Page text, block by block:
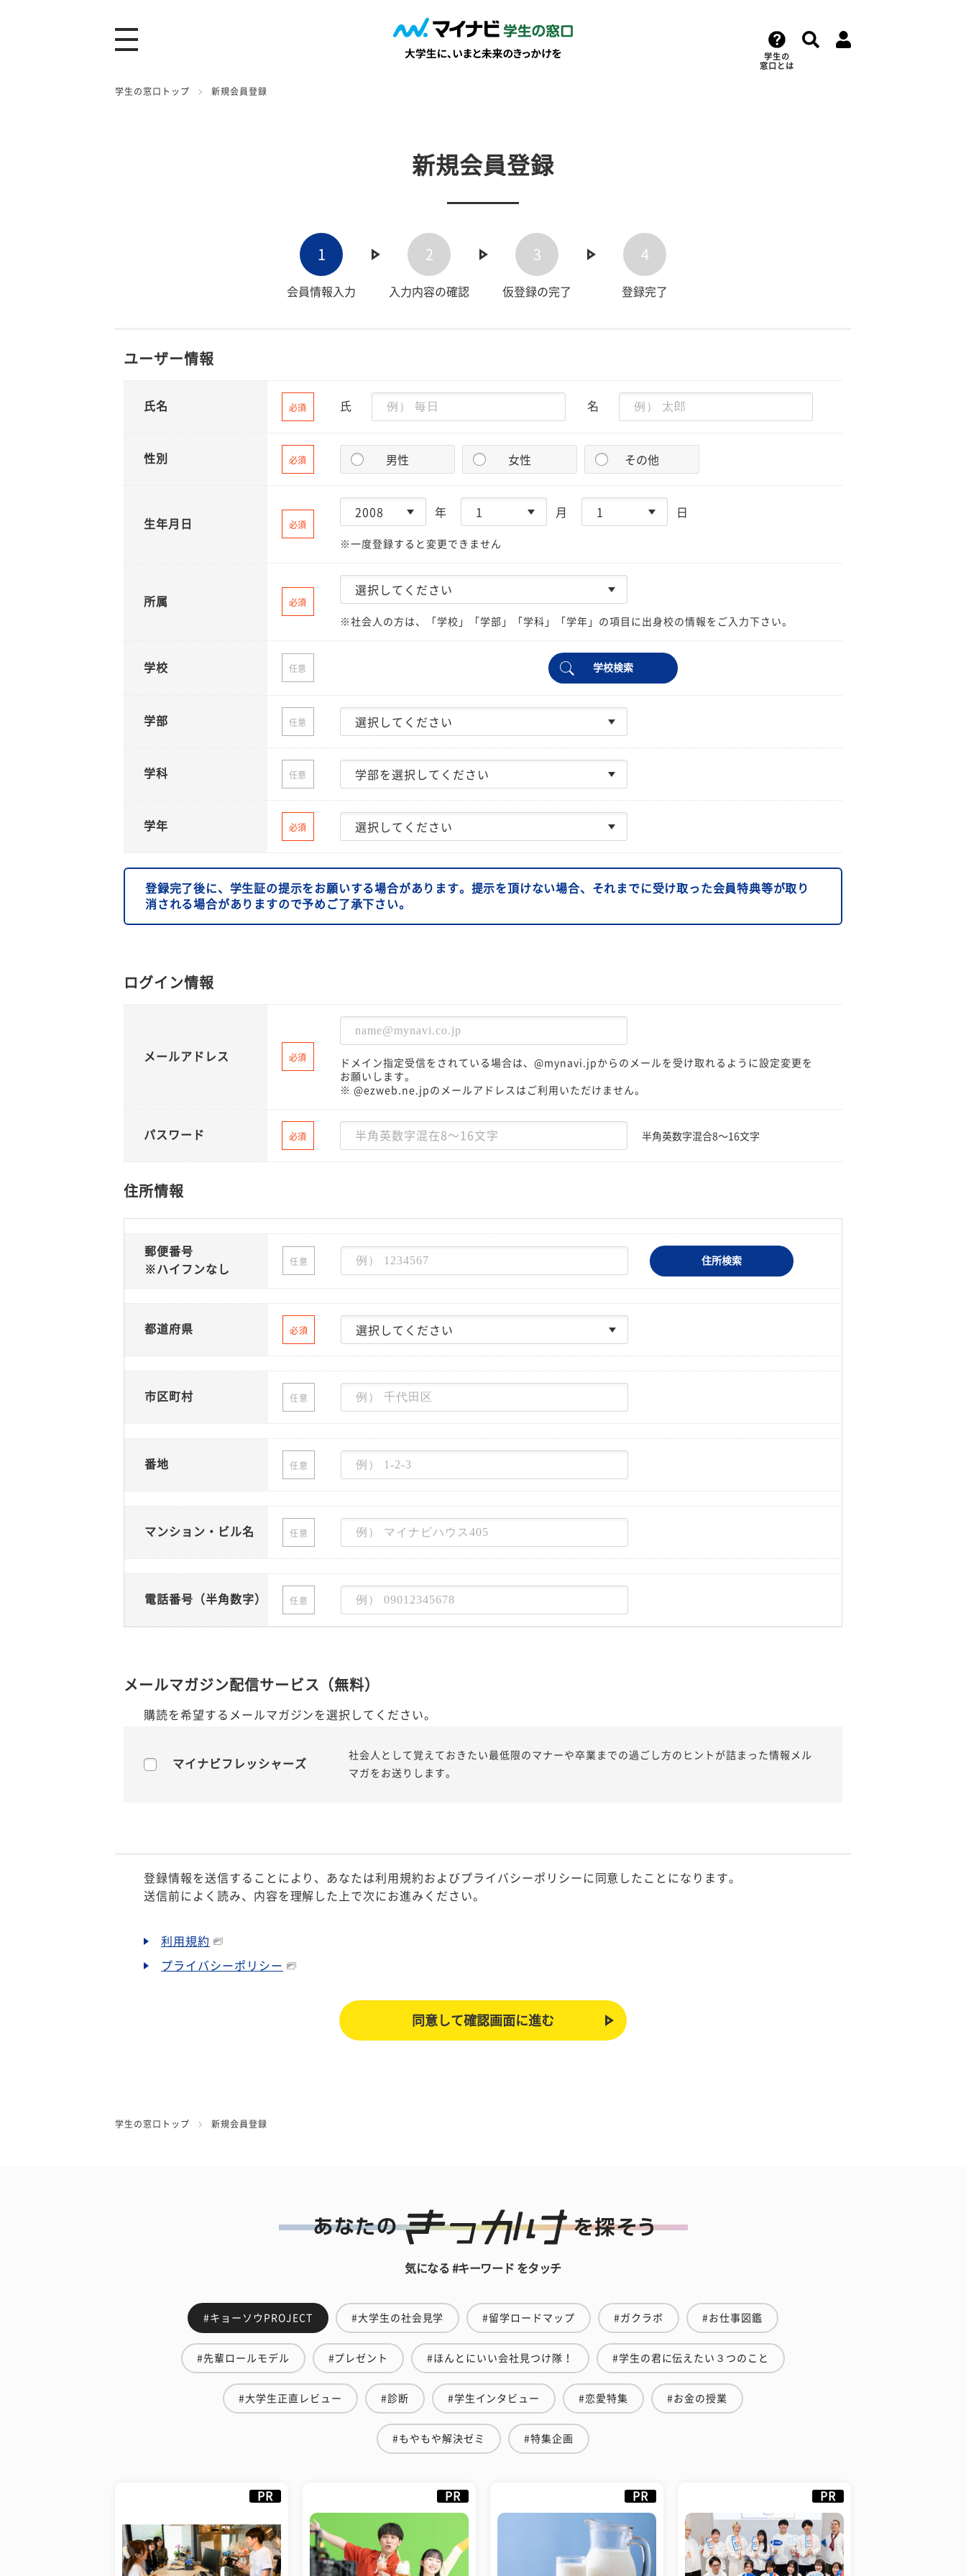
学生の
窓口とは
学生の窓口トップ 新規会員登録
新規会員登録
1
会員情報入力
2
入力内容の確認
3
仮登録の完了
4
登録完了
ユーザー情報
氏名 必須 氏 名
性別 必須 男性 女性 その他
生年月日 必須
年 月 日
※一度登録すると変更できません
所属 必須
※社会人の方は、「学校」「学部」「学科」「学年」の項目に出身校の情報をご入力下さい。
学校 任意 学校検索
学部 任意
学科 任意
学年 必須
登録完了後に、学生証の提示をお願いする場合があります。提示を頂けない場合、それまでに受け取った会員特典等が取り
消される場合がありますので予めご了承下さい。
ログイン情報
メールアドレス 必須
ドメイン指定受信をされている場合は、@mynavi.jpからのメールを受け取れるように設定変更を
お願いします。
※ @ezweb.ne.jpのメールアドレスはご利用いただけません。
パスワード 必須 半角英数字混合8〜16文字
住所情報
郵便番号
※ハイフンなし
任意 住所検索
都道府県 必須
市区町村 任意
番地 任意
マンション・ビル名 任意
電話番号（半角数字） 任意
メールマガジン配信サービス（無料）
購読を希望するメールマガジンを選択してください。
マイナビフレッシャーズ
社会人として覚えておきたい最低限のマナーや卒業までの過ごし方のヒントが詰まった情報メル
マガをお送りします。
登録情報を送信することにより、あなたは利用規約およびプライバシーポリシーに同意したことになります。
送信前によく読み、内容を理解した上で次にお進みください。
利用規約
プライバシーポリシー
学生の窓口トップ 新規会員登録
気になる #キーワード をタッチ
#キョーソウPROJECT #大学生の社会見学 #留学ロードマップ #ガクラボ #お仕事図鑑
#先輩ロールモデル #プレゼント #ほんとにいい会社見つけ隊！ #学生の君に伝えたい３つのこと
#大学生正直レビュー #診断 #学生インタビュー #恋愛特集 #お金の授業
#もやもや解決ゼミ #特集企画
PR PR PR PR